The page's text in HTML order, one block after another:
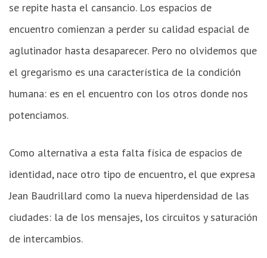
se repite hasta el cansancio. Los espacios de
encuentro comienzan a perder su calidad espacial de
aglutinador hasta desaparecer. Pero no olvidemos que
el gregaris­mo es una característica de la condición
humana: es en el encuentro con los otros donde nos
potenciamos.
Como alternativa a esta falta física de espacios de
identidad, nace otro tipo de encuentro, el que expresa
Jean Baudrillard como la nueva hiperdensidad de las
ciudades: la de los mensajes, los circuitos y saturación
de intercambios.